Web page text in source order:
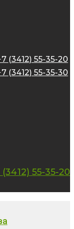
(3412) 55-35-20
(3412) 55-35-30
(3412) 55-35-20